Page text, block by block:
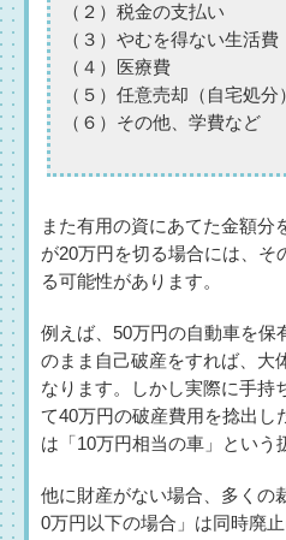
（２）税金の支払い
（３）やむを得ない生活費
（４）医療費
（５）任意売却（自宅処
（６）その他、学費など
また有用の資にあてた金額分
が20万円を切る場合には、そ
る可能性があります。
例えば、50万円の自動車を保
のまま自己破産をすれば、大
なります。しかし実際に手持
て40万円の破産費用を捻出し
は「10万円相当の車」という
他に財産がない場合、多くの
0万円以下の場合」は同時廃